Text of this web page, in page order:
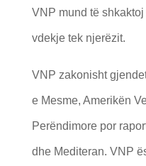
VNP mund të
vdekje tek njerëzit.
VNP zakonisht
e Mesme, Amerikën
Perëndimore por
dhe Mediteran. VNP